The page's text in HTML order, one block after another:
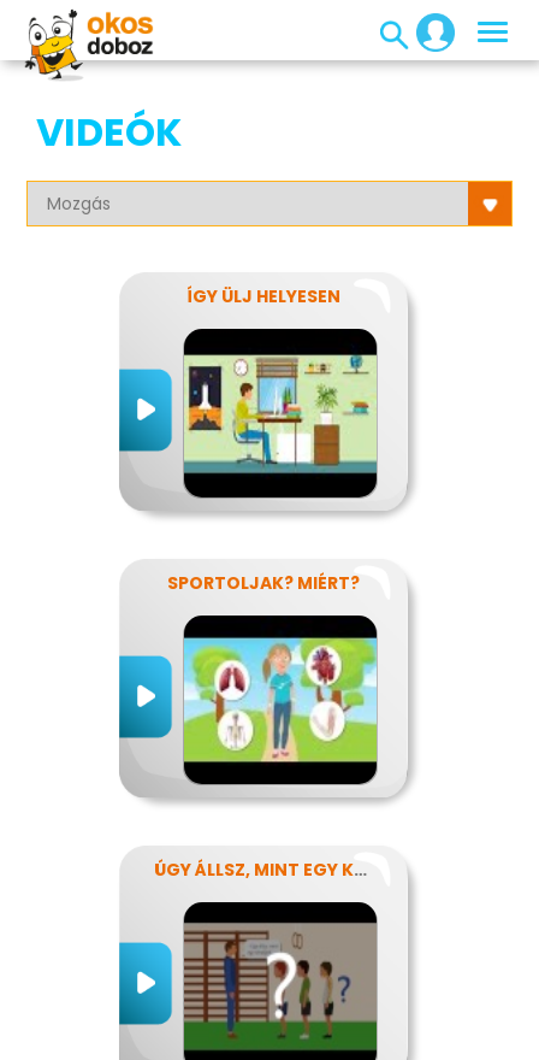
VIDEÓK
ÍGY ÜLJ HELYESEN
SPORTOLJAK? MIÉRT?
ÚGY ÁLLSZ, MINT EGY KÉRDŐJEL